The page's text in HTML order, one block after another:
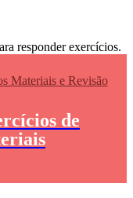
responder exercícios.
Materiais e Revisão
de